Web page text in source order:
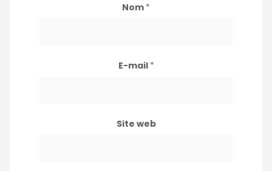
Nom *
E-mail *
Site web